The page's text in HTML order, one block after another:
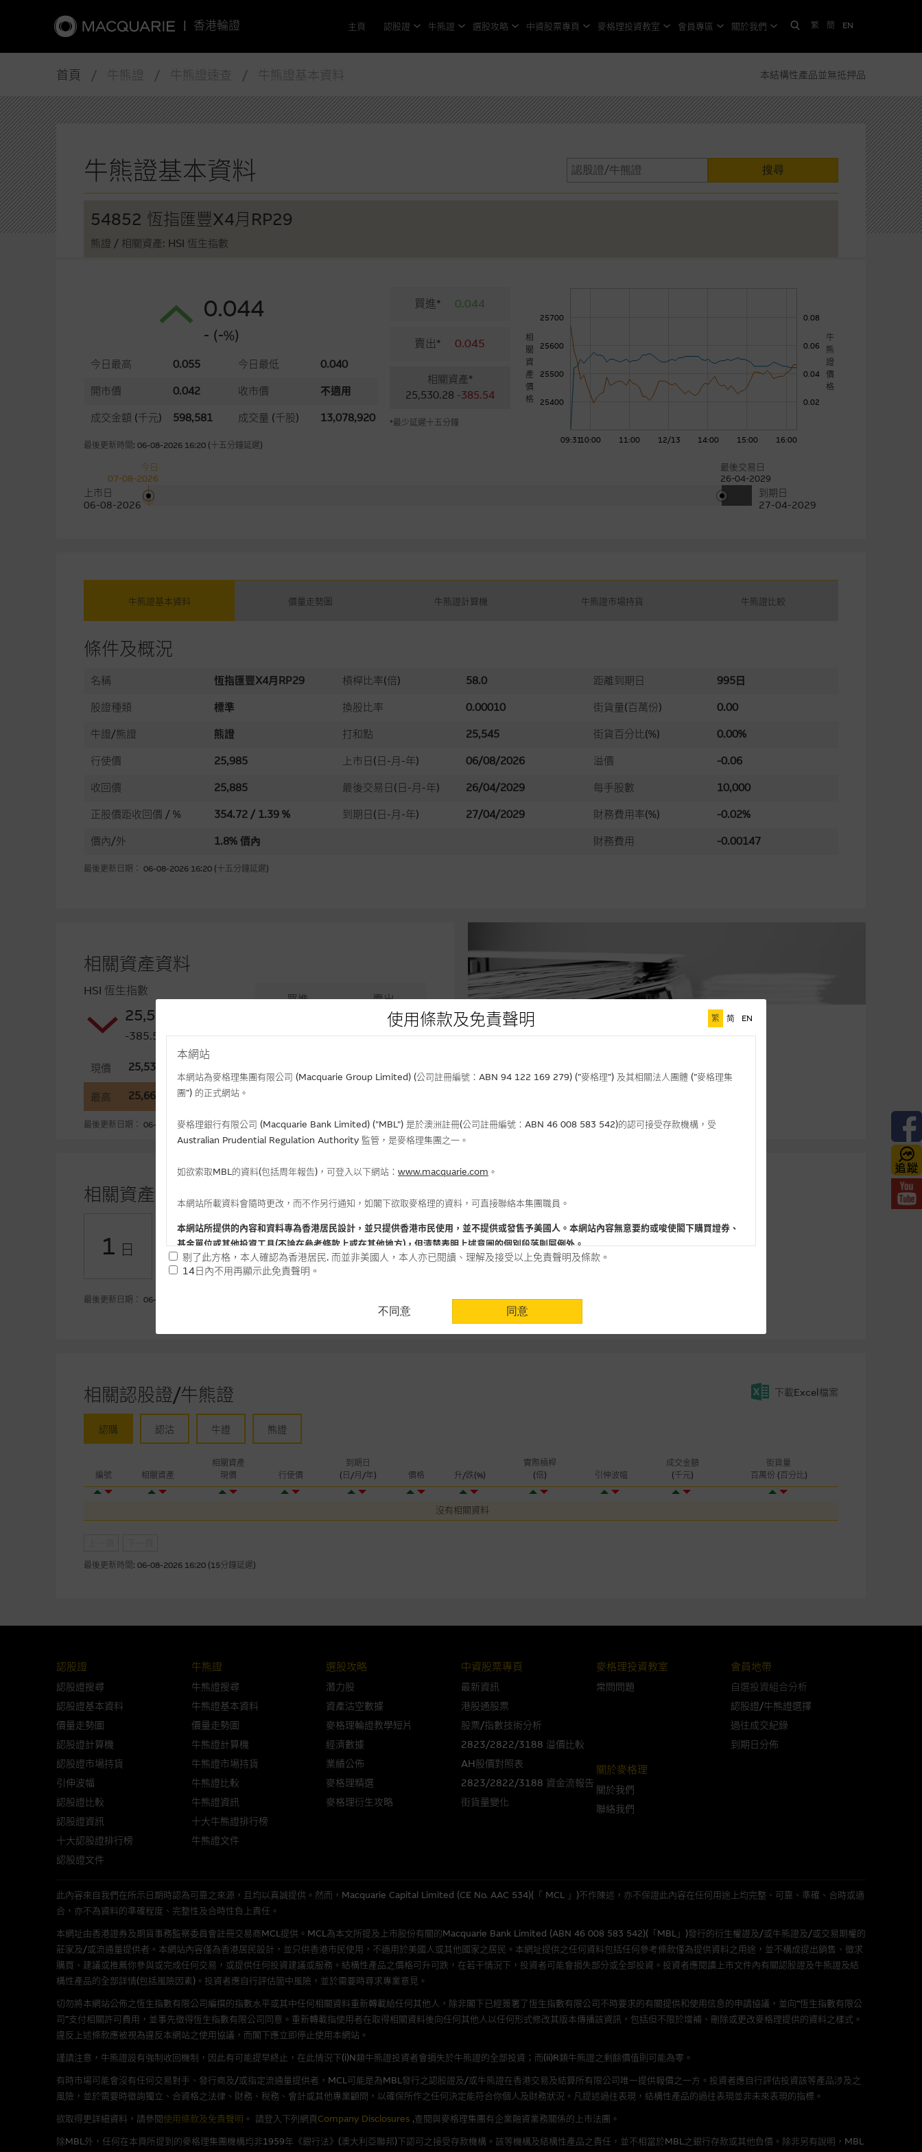
| 香港輪證 主頁 認股證 牛熊證 選股攻略 中資股票專頁 麥格理投資教室 會員專區 關於我們 繁 簡 EN
首頁 / 牛熊證 / 牛熊證速查 / 牛熊證基本資料 本結構性產品並無抵押品
牛熊證基本資料 搜尋
54852 恆指匯豐X4月RP29
熊證 / 相關資產: HSI 恆生指數
0.044
- (-%)
今日最高 0.055 今日最低
0.040
開市價
0.042 收市價
不適用
成交金額 (千元) 598,581 成交量 (千股) 13,078,920
最後更新時間: 06-08-2026 16:20 (十五分鐘延遲)
買進* 0.044
賣出* 0.045
相關資產*
25,530.28 -385.54
*最少延遲十五分鐘
09:3110:00 11:00 12/13 14:00 15:00 16:00
0.02
0.04
0.06
0.08
25400
25500
25600
25700
牛
熊
證
價
格
相
關
資
產
價
格
上市日
06-08-2026
今日
07-08-2026
最後交易日
26-04-2029
到期日
27-04-2029
牛熊證基本資料 價量走勢圖 牛熊證計算機 牛熊證市場持貨 牛熊證比較
條件及概況
名稱
恆指匯豐X4月RP29
股證種類
標準
牛證/熊證
熊證
行使價
25,985
收回價
25,885
正股價距收回價 / %
354.72 / 1.39 %
價內/外
1.8% 價內
槓桿比率(倍)
58.0
換股比率
0.00010
打和點
25,545
上市日(日-月-年)
06/08/2026
最後交易日(日-月-年)
26/04/2029
到期日(日-月-年)
27/04/2029
距離到期日
995日
街貨量(百萬份)
0.00
街貨百分比(%)
0.00%
溢價
-0.06
每手股數
10,000
財務費用率(%)
-0.02%
財務費用
-0.00147
最後更新日期： 06-08-2026 16:20 (十五分鐘延遲)
相關資產資料
HSI 恆生指數
25,530.28
-385.540(-1.49%)
買進
賣出
不適用
現價 25,530.28
最高 25,667.10
最後更新日期： 06-08-2026 16:20 (十五分鐘延遲)
相關文件
-
相關資產牛熊證資金流 (+)資金流入 (-)資金流出
1 日
牛證(百萬) +43.54
熊證(百萬) -80.03 5日
牛證(百萬) +29.34
熊證(百萬) -76.14
最後更新日期： 06-08-2026
相關認股證/牛熊證 下載Excel檔案
認購 認沽 牛證 熊證
編號 相關資產
相關資產
現價
行使價
到期日
(日/月/年)
價格 升/跌(%)
實際槓桿
(倍)
引伸波幅
成交金額
(千元)
街貨量
百萬份 (百分比)
沒有相關資料
最後更新時間: 06-08-2026 16:20 (15分鐘延遲)
使用條款及免責聲明 繁 简 EN
本網站
本網站為麥格理集團有限公司 (Macquarie Group Limited) (公司註冊編號：ABN 94 122 169 279) (”麥格理”) 及其相關法人團體 (”麥格理集
團”) 的正式網站。
麥格理銀行有限公司 (Macquarie Bank Limited) ("MBL") 是於澳洲註冊(公司註冊編號：ABN 46 008 583 542)的認可接受存款機構，受
Australian Prudential Regulation Authority 監管，是麥格理集團之一。
如欲索取MBL的資料(包括周年報告)，可登入以下網站： www.macquarie.com 。
本網站所載資料會隨時更改，而不作另行通知，如閣下欲取麥格理的資料，可直接聯絡本集團職員。
本網站所提供的內容和資料專為香港居民設計，並只提供香港市民使用，並不提供或發售予美國人。本網站內容無意要約或唆使閣下購買證券、
基金單位或其他投資工具(不論在參考條款上或在其他地方)，但清楚表明上述意圖的個別段落則屬例外。
網站內容來自我們在所示日期時認為可靠之來源，且均以真誠提供。惟麥格理集團並無核實所有網站內容，故就閣下的目的而言，網站內容可能
未必完整或準確。麥格理集團不會，亦沒有義務更新網站內容，或修正任何其後變為明顯失實之地方。網站內容所載的意見、預測及其他資料可
的，因此並不保證該類報價單、公開資料或分析為準確、完整或合理。我們不作陳述，亦不保證任何所示的指示表現或回報將來會實現。過去業
績並不保證將來表現。網站內容來自我們在所示日期時認為可靠之來源，且均以真誠提供，然而，麥格理集團不作陳述，亦不保證網站內容在任
何用途上均完整、可靠、準確、合時或適合，亦不為資料的準確程度、完整性及合時性負上責任，除非這是有關適用的的法律及/或法規所規定。
而成，但不包括麥格理集團職員所知的資料。產品的過去業績並不保證或預測將來表現。
連結的第三者網站，在任何用途方面均可靠、完整、合時及準確，對任何因任何形式(包括疏忽)由於網站內容的錯誤、失實、遺漏、或任何人士對
本使用條款的所有方面均受香港法例管限。
性產品的詳情及自行評估箇中風險。如有需要，請徵詢獨立之專業意見。牛熊證備有強制贖回機制可能被提早終止，届時(i) N類牛熊證投資者會
損失全部投資；而(ii)R類牛熊證之剩餘價值則可能為零。
網站連結
本網站或載有連接非由麥格理集團管理的網站的連結。此等連結純為方便閣下取得更多關於市場上相關產品及機構的資訊。麥格理集團對此等網
站的內容及所介紹的產品或服務，均無任何操控權，因此對此等網站的內容及所介紹服務或產品是否準確或合適，不作任何聲明。麥格理集團建
議閣下自行向本網站述及或連接的第三者查詢。此外，載有第三者網站的連結，不應視為該第三者推介本網站。
本網站雖連接第三者管理的網站，但麥格理集團並非授權網站瀏覽者複製此等網站的任何內容，因該等內容可能屬他人的知識產權。
出的使用條款約束。
不作任何聲明，也不提供任何保證，特別是在法律容許的所有範圍內，概不負責經由本網站使用或下載任何軟件(不論是否屬於第三者)而出現電腦
病毒或任何其他後果所導致的任何損失(包括但不限於數據遺失、業務運作受干擾及盈利虧損)。
基本上市文件及補充上市文件
就有關MBL每次發行之認股證及/或牛熊證而言，認股證及/或牛熊證之條款及條件以及發行商的財務與其他資料已載列於基本上市文件及相關之
補充上市文件內。該等文件之英文版及中譯版見於本網站。
版權及商標
編、上載、連結、組幀、廣播、發放或以任何其他形式傳遞本網站的內容。
剔了此方格，本人確認為香港居民. 而並非美國人，本人亦已閱讀、理解及接受以上免責聲明及條款。
14日內不用再顯示此免責聲明。
不同意 同意
認股證
認股證搜尋
認股證基本資料
價量走勢圖
認股證計算機
認股證市場持貨
引伸波幅
認股證比較
認股證資訊
十大認股證排行榜
認股證文件
牛熊證
牛熊證搜尋
牛熊證基本資料
價量走勢圖
牛熊證計算機
牛熊證市場持貨
牛熊證比較
牛熊證資訊
十大牛熊證排行榜
牛熊證文件
選股攻略
潛力股
資產沽空數據
麥格理輪證教學短片
經濟數據
業績公佈
麥格理精選
麥格理衍生攻略
中資股票專頁
最新資訊
港股通股票
股票/指數技術分析
2823/2822/3188 溢價比較
AH股價對照表
2823/2822/3188 資金流報告
街貨量變化
麥格理投資教室
常問問題
會員地帶
自選投資組合分析
認股證/牛熊證選擇
過往成交紀錄
到期日分佈
關於麥格理
關於我們
聯絡我們
此內容來自我們在所示日期時認為可靠之來源，且均以真誠提供。然而，Macquarie Capital Limited (CE No. AAC 534)(「 MCL 」)不作陳述，亦不保證此內容在任何用途上均完整、可靠、準確、合時或適
合，亦不為資料的準確程度、完整性及合時性負上責任。
本網址由香港證券及期貨事務監察委員會註冊交易商MCL提供。MCL為本文所提及上市股份有關的Macquarie Bank Limited (ABN 46 008 583 542)(「MBL」)發行的衍生權證及/或牛熊證及/或交易期權的
莊家及/或流通量提供者。本網站內容僅為香港居民設計，並只供香港市民使用，不適用於美國人或其他國家之居民。本網址提供之任何資料包括任何參考條款僅為提供資料之用途，並不構成提出銷售、徵求
購買、建議或推薦你參與或完成任何交易，或提供任何投資建議或服務。結構性產品之價格可升可跌，在若干情況下，投資者可能會損失部分或全部投資。投資者應閱讀上市文件內有關認股證及牛熊證及結
構性產品的全部詳情(包括風險因素)。投資者應自行評估箇中風險，並於需要時尋求專業意見。
切勿將本網站公佈之恆生指數有限公司編撰的指數水平或其中任何相關資料重新轉載給任何其他人，除非閣下已經簽署了恆生指數有限公司不時要求的有關提供和使用信息的申請協議，並向“恆生指數有限公
司”支付相關許可費用，並事先徵得恆生指數有限公司同意。重新轉載指使用者在取得相關資料後向任何其他人以任何形式修改其版本傳播該資訊，包括但不限於增補、刪除或更改麥格理提供的資料之樣式。
違反上述條款應被視為違反本網站之使用協議，而閣下應立即停止使用本網站。
謹請注意，牛熊證設有強制收回機制，因此有可能提早終止，在此情況下(i)N類牛熊證投資者會損失於牛熊證的全部投資；而(ii)R類牛熊證之剩餘價值則可能為零。
有時市場可能會沒有任何交易對手、發行商及/或指定流通量提供者，MCL可能是為MBL發行之認股證及/或牛熊證在香港交易及結算所有限公司唯一提供報價之一方。投資者應自行評估投資該等產品涉及之
風險，並於需要時徵詢獨立、合資格之法律、財務、稅務、會計或其他專業顧問，以確保所作之任何決定能符合你個人及財務狀況。凡提述過往表現，結構性產品的過往表現並非未來表現的指標。
欲取得更詳細資料，請參閱使用條款及免責聲明 。 請登入下列網頁Company Disclosures ,查閱與麥格理集團有企業融資業務關係的上市法團。
除MBL外，任何在本頁所提到的麥格理集團機構均非1959年《銀行法》(澳大利亞聯邦)下認可之接受存款機構。該等機構及結構性產品之責任，並不相當於MBL之銀行存款或其他負債。除非另有說明，MBL